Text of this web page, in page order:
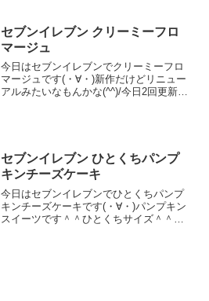
セブンイレブン クリーミーフロ
マージュ
今日はセブンイレブンでクリーミーフロ
マージュです(・∀・)新作だけどリニュー
アルみたいなもんかな(^^)/今日2回更新の
セブンイレブン ひとくちパンプ
キンチーズケーキ
今日はセブンイレブンでひとくちパンプ
キンチーズケーキです(・∀・)パンプキン
スイーツです＾＾ひとくちサイズ＾＾今